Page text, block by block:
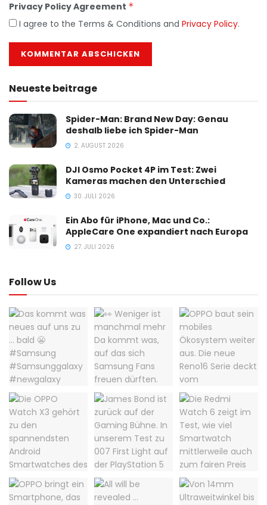
Privacy Policy Agreement *
I agree to the Terms & Conditions and Privacy Policy.
Neueste beitrage
Spider-Man: Brand New Day: Genau
deshalb liebe ich Spider-Man
2. AUGUST 2026
DJI Osmo Pocket 4P im Test: Zwei
Kameras machen den Unterschied
30. JULI 2026
Ein Abo für iPhone, Mac und Co.:
AppleCare One expandiert nach Europa
27. JULI 2026
Follow Us